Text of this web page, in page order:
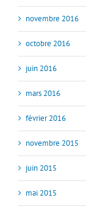
novembre 2016
octobre 2016
juin 2016
mars 2016
février 2016
novembre 2015
juin 2015
mai 2015